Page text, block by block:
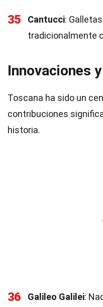
35 Cantucci:
tradicionalmente
Innovaciones
Toscana ha sido un
contribuciones
historia.
36 Galileo Galilei: